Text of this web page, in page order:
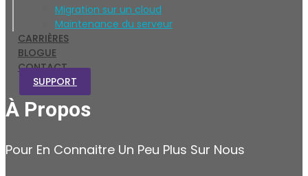
Migration sur un cloud
Maintenance du serveur
CARRIÈRES
BLOGUE
CONTACT
SUPPORT
À Propos
Pour En Connaitre Un Peu Plus Sur Nous